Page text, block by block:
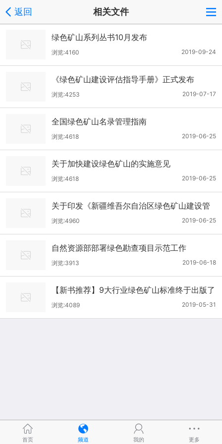
返回 相关文件
绿色矿山系列丛书10月发布
2019-09-24
浏览:4160
《绿色矿山建设评估指导手册》正式发布
2019-07-17
浏览:4253
全国绿色矿山名录管理指南
2019-06-25
浏览:4618
关于加快建设绿色矿山的实施意见
2019-06-25
浏览:4618
关于印发《新疆维吾尔自治区绿色矿山建设管
理办法(试行)》的通知
2019-06-25
浏览:4960
自然资源部部署绿色勘查项目示范工作
2019-06-18
浏览:3913
【新书推荐】9大行业绿色矿山标准终于出版了
2019-05-31
浏览:4089
首页 频道 我的 更多